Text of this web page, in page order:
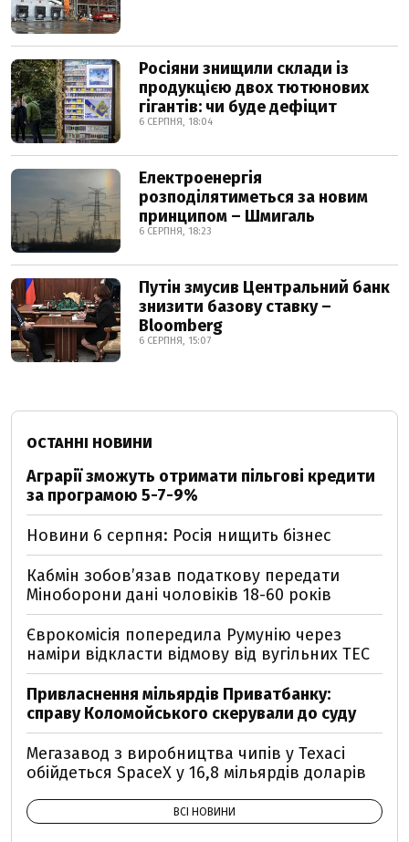
Росіяни знищили склади із
продукцією двох тютюнових
гігантів: чи буде дефіцит
6 СЕРПНЯ, 18:04
Електроенергія
розподілятиметься за новим
принципом – Шмигаль
6 СЕРПНЯ, 18:23
Путін змусив Центральний банк
знизити базову ставку –
Bloomberg
6 СЕРПНЯ, 15:07
ОСТАННІ НОВИНИ
Аграрії зможуть отримати пільгові кредити
за програмою 5-7-9%
Новини 6 серпня: Росія нищить бізнес
Кабмін зобовʼязав податкову передати
Міноборони дані чоловіків 18-60 років
Єврокомісія попередила Румунію через
наміри відкласти відмову від вугільних ТЕС
Привласнення мільярдів Приватбанку:
справу Коломойського скерували до суду
Мегазавод з виробництва чипів у Техасі
обійдеться SpaceX у 16,8 мільярдів доларів
ВСІ НОВИНИ